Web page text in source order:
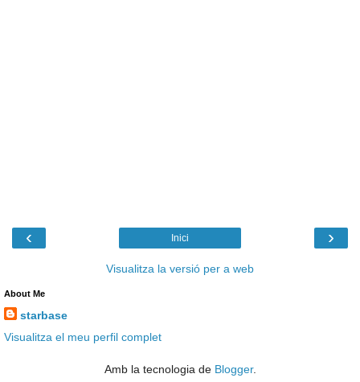
‹ ›
Inici
Visualitza la versió per a web
About Me
starbase
Visualitza el meu perfil complet
Amb la tecnologia de Blogger.